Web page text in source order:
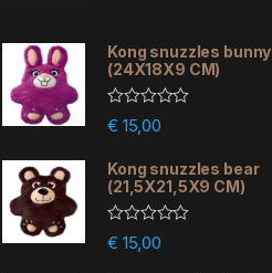
Kong snuzzles bunny
(24X18X9 CM)
R
a
e
d
0
o
t
€ 15,00
Kong snuzzles bear
(21,5X21,5X9 CM)
R
a
€ 15,00